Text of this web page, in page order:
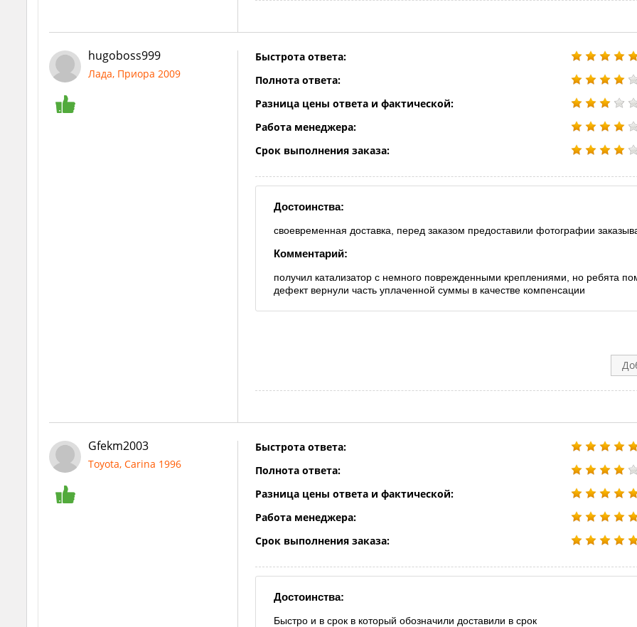
hugoboss999
Лада, Приора 2009
Быстрота ответа:
Полнота ответа:
Разница цены ответа и фактической:
Работа менеджера:
Срок выполнения заказа:
Достоинства:
своевременная доставка, перед заказом предоставили фотографии
Комментарий:
получил катализатор с немного поврежденными креплениями, но ребята
дефект вернули часть уплаченной суммы в качестве компенсации
Gfekm2003
Toyota, Carina 1996
Быстрота ответа:
Полнота ответа:
Разница цены ответа и фактической:
Работа менеджера:
Срок выполнения заказа:
Достоинства:
Быстро и в срок в который обозначили доставили в срок